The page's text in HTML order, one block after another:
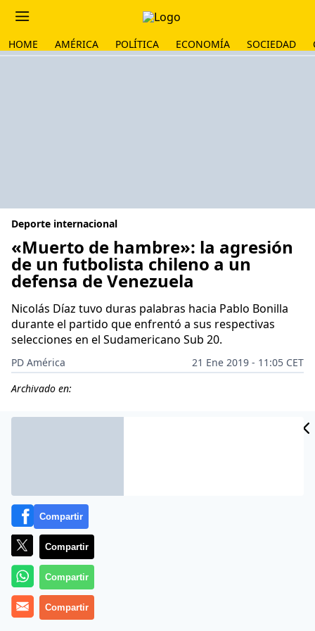
HOME AMÉRICA POLÍTICA ECONOMÍA SOCIEDAD
Deporte internacional
«Muerto de hambre»: la agresión
de un futbolista chileno a un
defensa de Venezuela
Nicolás Díaz tuvo duras palabras hacia Pablo Bonilla
durante el partido que enfrentó a sus respectivas
selecciones en el Sudamericano Sub 20.
PD América
21 Ene 2019 - 11:05 CET
Archivado en:
Durante el partido que las selecciones de
Compartir
Compartir
Compartir
Compartir